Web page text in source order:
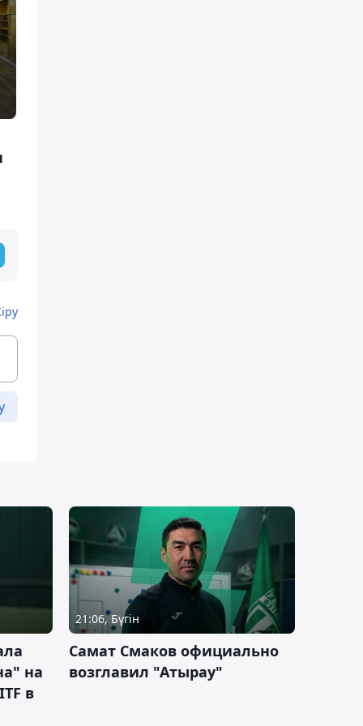
на
в
21:06, Бүгін
Самат Смаков официально
возглавил "Атырау"